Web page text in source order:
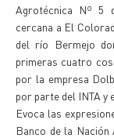
Agrotécnica Nº 5
cercana a El
del río Bermejo
primeras cuatro
por la empresa
por parte del INTA y
Evoca las
Banco de la